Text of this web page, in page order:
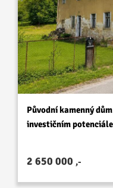
Původní kamenný
investičním
2 650 000 ,-